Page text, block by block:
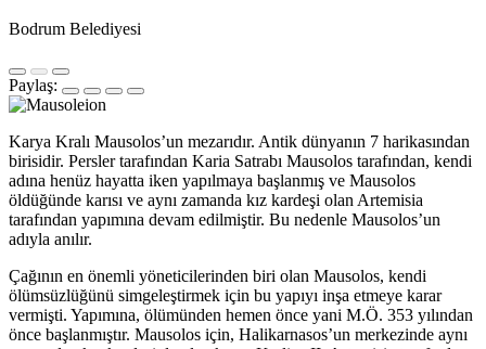
Bodrum Belediyesi
Paylaş:
Karya Kralı Mausolos’un mezarıdır. Antik dünyanın 7 harikasından
birisidir. Persler tarafından Karia Satrabı Mausolos tarafından, kendi
adına henüz hayatta iken yapılmaya başlanmış ve Mausolos
öldüğünde karısı ve aynı zamanda kız kardeşi olan Artemisia
tarafından yapımına devam edilmiştir. Bu nedenle Mausolos’un
adıyla anılır.
Çağının en önemli yöneticilerinden biri olan Mausolos, kendi
ölümsüzlüğünü simgeleştirmek için bu yapıyı inşa etmeye karar
vermişti. Yapımına, ölümünden hemen önce yani M.Ö. 353 yılından
önce başlanmıştır. Mausolos için, Halikarnasos’un merkezinde aynı